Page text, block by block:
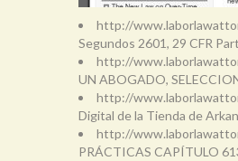
http://
Segundos 2601, 29 CFR
http://
UN ABOGADO,
http://
Digital de la Tienda de
http://
PRÁCTICAS CAPÍTULO